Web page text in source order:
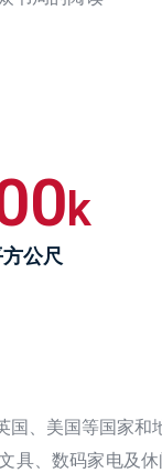
k
公尺
、美国等国家
具、数码家电及